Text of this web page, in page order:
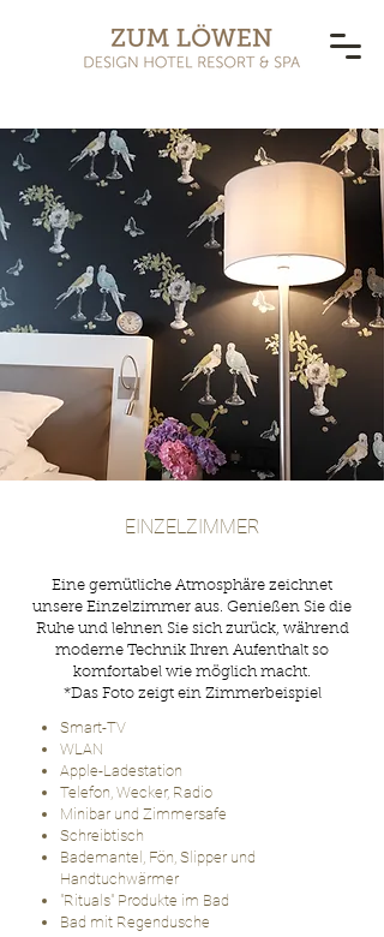
EINZELZIMMER
Eine gemütliche Atmosphäre zeichnet
unsere Einzelzimmer aus. Genießen Sie die
Ruhe und lehnen Sie sich zurück, während
moderne Technik Ihren Aufenthalt so
komfortabel wie möglich macht.
*Das Foto zeigt ein Zimmerbeispiel
Smart-TV
WLAN
Apple-Ladestation
Telefon, Wecker, Radio
Minibar und Zimmersafe
Schreibtisch
Bademantel, Fön, Slipper und
Handtuchwärmer
"Rituals" Produkte im Bad
Bad mit Regendusche